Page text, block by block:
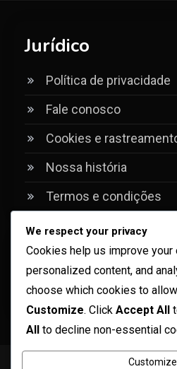
Jurídico
Política de privacidade
Fale conosco
Cookies e
Nossa história
Termos e condições
Pesquisar
Copyright © ogma blog 2026
We respect your privacy
Cookies help us improve
personalized content, and
choose which cookies to
Customize. Click Accept All
All to decline non-essential
Customize